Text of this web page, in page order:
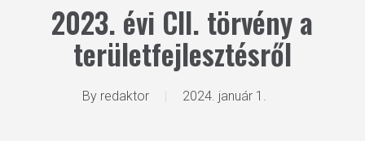
2023. évi CII. törvény a
területfejlesztésről
By redaktor 2024. január 1.